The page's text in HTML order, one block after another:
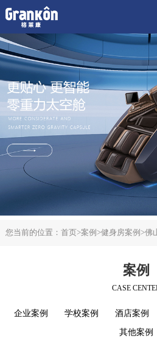
网站首页
品牌
荣泰
4K
产品
动态
联系
您当前的位置： 首页>案例 >健身房案例 >佛
案例
CASE
企业案例 学校案例 酒店案例
其他案例